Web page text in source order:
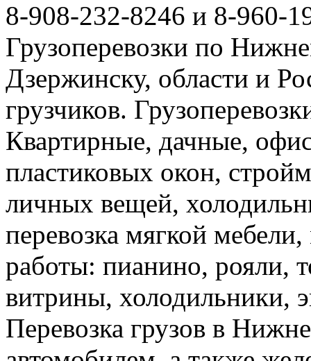
8-908-232-8246 и 8-960-
Грузоперевозки по
Дзержинску, области и
грузчиков.
Квартирные, дачные,
пластиковых окон,
личных вещей,
перевозка мягкой
работы: пианино, рояли,
витрины, холодильники,
Перевозка грузов в